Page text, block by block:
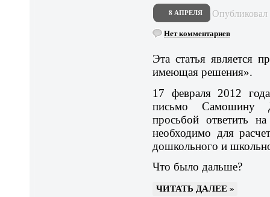
8 АПРЕЛЯ Опубликовал
Нет комментариев
Эта статья является
имеющая решения».
17 февраля 2012
письмо Самошину
просьбой ответить
необходимо для
дошкольного и
Что было дальше?
ЧИТАТЬ ДАЛЕЕ »